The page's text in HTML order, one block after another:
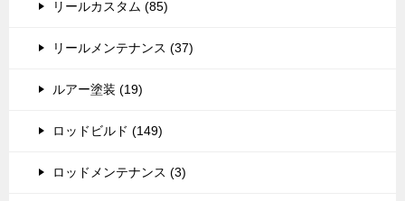
リールカスタム (85)
リールメンテナンス (37)
ルアー塗装 (19)
ロッドビルド (149)
ロッドメンテナンス (3)